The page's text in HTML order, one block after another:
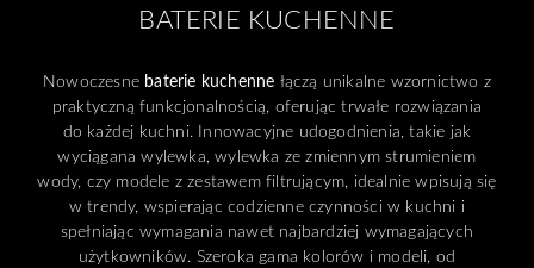
BATERIE KUCHENNE
Nowoczesne baterie kuchenne łączą unikalne wzornictwo z
praktyczną funkcjonalnością, oferując trwałe rozwiązania
do każdej kuchni. Innowacyjne udogodnienia, takie jak
wyciągana wylewka, wylewka ze zmiennym strumieniem
wody, czy modele z zestawem filtrującym, idealnie wpisują się
w trendy, wspierając codzienne czynności w kuchni i
spełniając wymagania nawet najbardziej wymagających
użytkowników. Szeroka gama kolorów i modeli, od